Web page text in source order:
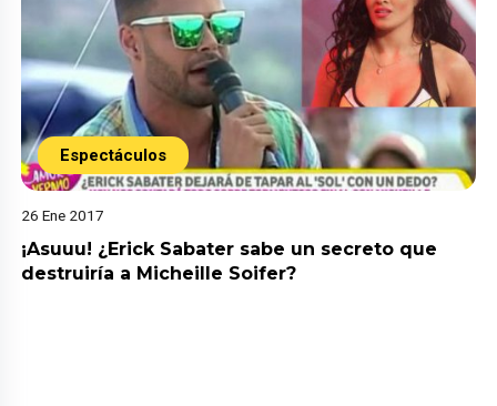
Espectáculos
26 Ene 2017
¡Asuuu! ¿Erick Sabater sabe un secreto que
destruiría a Micheille Soifer?